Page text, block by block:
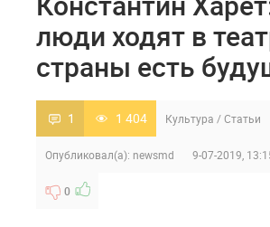
люди ходят в
страны есть
1 1 404 Культура /Статьи
Опубликовал(а): newsmd 9-07-2019,
0